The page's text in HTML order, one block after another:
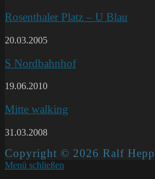
Rosenthaler Platz – U Blau
20.03.2005
S Nordbahnhof
19.06.2010
Mitte walking
31.03.2008
Copyright © 2026 Ralf
Menü schließen